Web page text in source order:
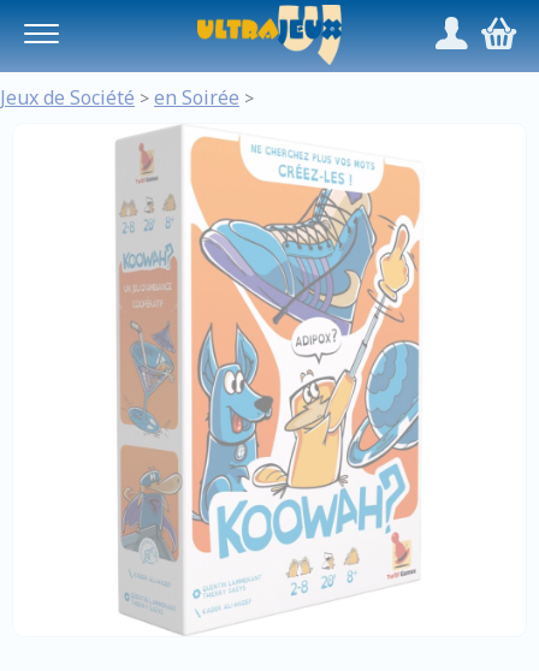
/,
Jeux de Société > en Soirée >